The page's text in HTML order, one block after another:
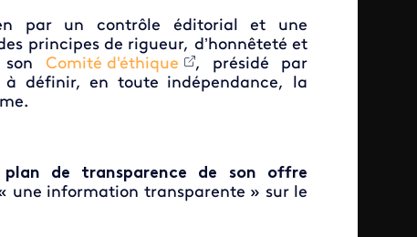
par un contrôle éditorial et une
principes de rigueur, d’honnêteté et
son Comité d'éthique
, présidé par
à définir, en toute indépendance, la
de transparence de son offre
une information transparente » sur le